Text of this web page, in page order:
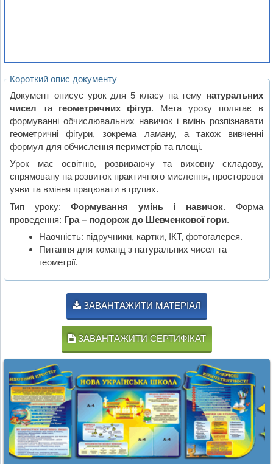
Короткий опис документу
Документ описує урок для 5 класу на тему натуральних
чисел та геометричних фігур. Мета уроку полягає в
формуванні обчислювальних навичок і вмінь розпізнавати
геометричні фігури, зокрема ламану, а також вивченні
формул для обчислення периметрів та площі.
Урок має освітню, розвиваючу та виховну складову,
спрямовану на розвиток практичного мислення, просторової
уяви та вміння працювати в групах.
Тип уроку:Формування умінь і навичок. Форма
проведення: Гра – подорож до Шевченкової гори.
Наочність: підручники, картки, ІКТ, фотогалерея.
Питання для команд з натуральних чисел та
геометрії.
ЗАВАНТАЖИТИ МАТЕРІАЛ
ЗАВАНТАЖИТИ СЕРТИФІКАТ